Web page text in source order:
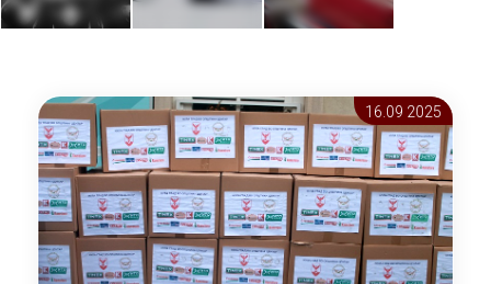
16.09 2025